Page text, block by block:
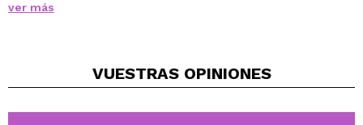
cabello seco y dañado.
ayudan a reducir el encrespamiento, prevenir la rotura
aplicación.
ver más
VUESTRAS OPINIONES